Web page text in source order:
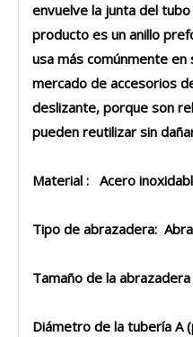
envuelve la junta del
producto es un anillo
usa más comúnmente
mercado de accesorios
deslizante, porque son
pueden reutilizar sin
Material : Acero
Tipo de abrazadera:
Tamaño de la
Diámetro de la tubería A